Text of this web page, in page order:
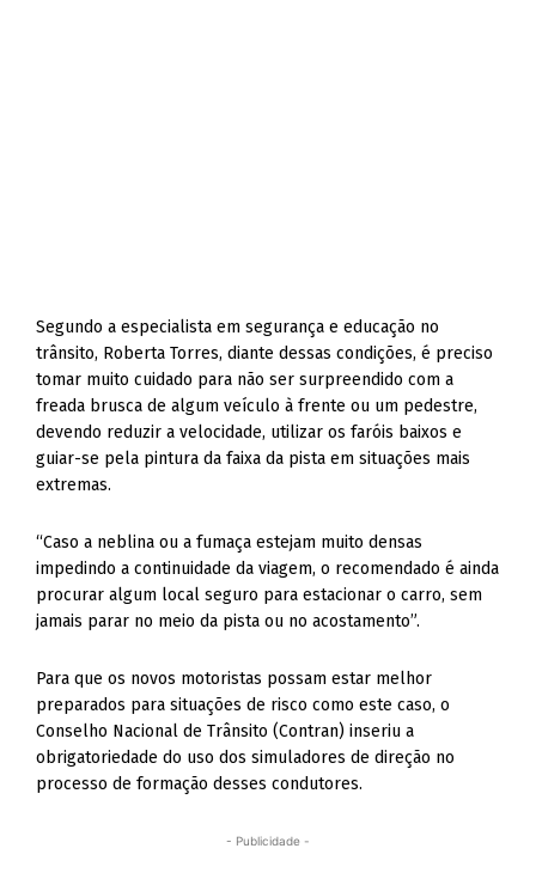
Segundo a especialista em segurança e educação no
trânsito, Roberta Torres, diante dessas condições, é preciso
tomar muito cuidado para não ser surpreendido com a
freada brusca de algum veículo à frente ou um pedestre,
devendo reduzir a velocidade, utilizar os faróis baixos e
guiar-se pela pintura da faixa da pista em situações mais
extremas.
“Caso a neblina ou a fumaça estejam muito densas
impedindo a continuidade da viagem, o recomendado é ainda
procurar algum local seguro para estacionar o carro, sem
jamais parar no meio da pista ou no acostamento”.
Para que os novos motoristas possam estar melhor
preparados para situações de risco como este caso, o
Conselho Nacional de Trânsito (Contran) inseriu a
obrigatoriedade do uso dos simuladores de direção no
processo de formação desses condutores.
- Publicidade -